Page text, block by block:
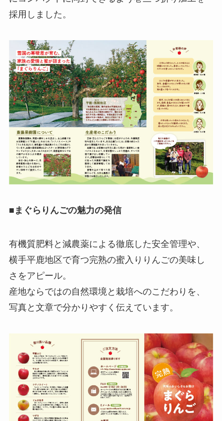
採用しました。
■ まぐらりんごの魅力の発信
有機質肥料と減農薬による徹底した安全管理や、
横手平鹿地区で育つ完熟の蜜入りりんごの美味し
さをアピール。
産地ならではの自然環境と栽培へのこだわりを、
写真と文章で分かりやすく伝えています。